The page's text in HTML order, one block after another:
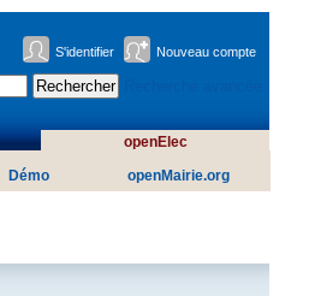
S'identifier Nouveau compte
openElec
Démo openMairie.org